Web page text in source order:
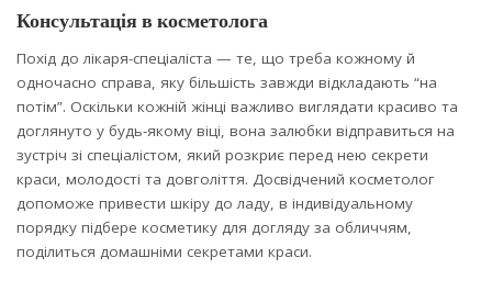
Консультація в косметолога
Похід до лікаря-спеціаліста — те, що треба кожному й
одночасно справа, яку більшість завжди відкладають “на
потім”. Оскільки кожній жінці важливо виглядати красиво та
доглянуто у будь-якому віці, вона залюбки відправиться на
зустріч зі спеціалістом, який розкриє перед нею секрети
краси, молодості та довголіття. Досвідчений косметолог
допоможе привести шкіру до ладу, в індивідуальному
порядку підбере косметику для догляду за обличчям,
поділиться домашніми секретами краси.